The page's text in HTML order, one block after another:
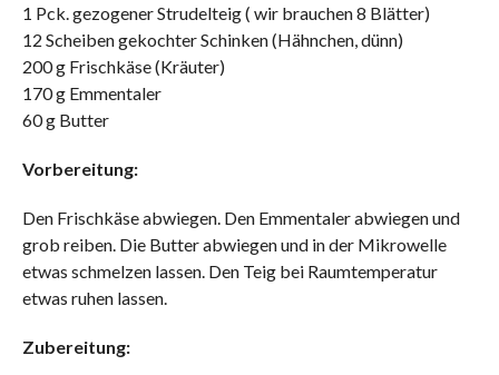
1 Pck. gezogener Strudelteig ( wir brauchen 8 Blätter)
12 Scheiben gekochter Schinken (Hähnchen, dünn)
200 g Frischkäse (Kräuter)
170 g Emmentaler
60 g Butter
Vorbereitung:
Den Frischkäse abwiegen. Den Emmentaler abwiegen und
grob reiben. Die Butter abwiegen und in der Mikrowelle
etwas schmelzen lassen. Den Teig bei Raumtemperatur
etwas ruhen lassen.
Zubereitung: